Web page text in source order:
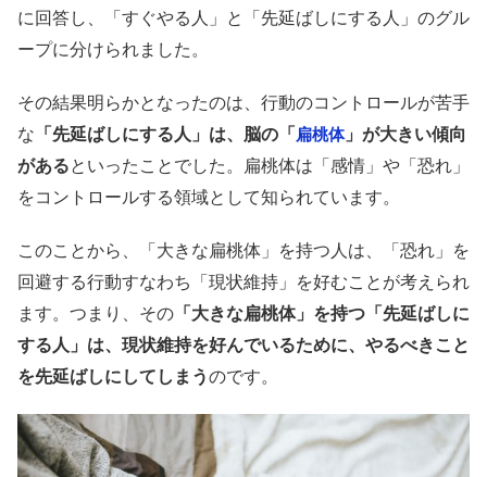
に回答し、「すぐやる人」と「先延ばしにする人」のグル
ープに分けられました。
その結果明らかとなったのは、行動のコントロールが苦手
な 「先延ばしにする人」は、脳の「扁桃体」が大きい傾向
があるといったことでした。扁桃体は「感情」や「恐れ」
をコントロールする領域として知られています。
このことから、「大きな扁桃体」を持つ人は、「恐れ」を
回避する行動すなわち「現状維持」を好むことが考えられ
ます。つまり、その 「大きな扁桃体」を持つ「先延ばしに
する人」は、現状維持を好んでいるために、やるべきこと
を先延ばしにしてしまうのです。